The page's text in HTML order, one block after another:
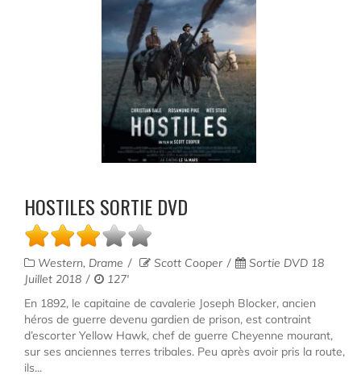
HOSTILES SORTIE DVD
Western, Drame Scott Cooper
Sortie DVD 18
Juillet 2018
127'
En 1892, le capitaine de cavalerie Joseph Blocker, ancien
héros de guerre devenu gardien de prison, est contraint
d’escorter Yellow Hawk, chef de guerre Cheyenne mourant,
sur ses anciennes terres tribales. Peu après avoir pris la route,
ils...